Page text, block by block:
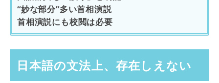
“妙な部分”多い首相演説
首相演説にも校閲は必要
日本語の文法上、存在しえない